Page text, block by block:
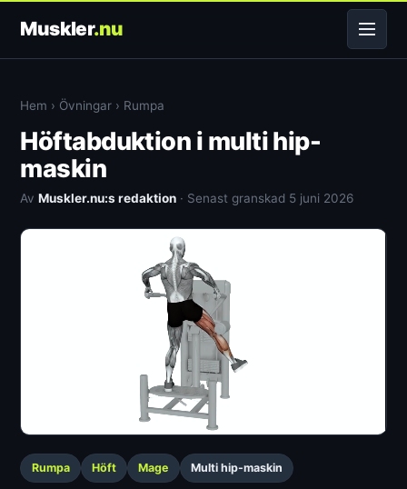
Muskler.nu
Hem › Övningar › Rumpa
Höftabduktion i multi hip-
maskin
AvMuskler.nu:s redaktion · Senast granskad 5 juni 2026
Rumpa Höft Mage Multi hip-maskin